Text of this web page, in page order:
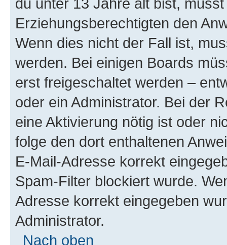
Erziehungsberechtigten den
Wenn dies nicht der Fall ist,
werden. Bei einigen Boards
erst freigeschaltet werden –
oder ein Administrator. Bei der
eine Aktivierung nötig ist oder
folge den dort enthaltenen
E-Mail-Adresse korrekt
Spam-Filter blockiert wurde.
Adresse korrekt eingegeben
Administrator.
Nach oben